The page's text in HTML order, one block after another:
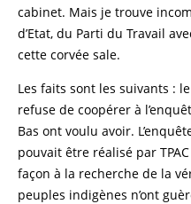
cabinet. Mais je trouve
d’Etat, du Parti du Travail
cette corvée sale.
Les faits sont les suivants :
refuse de coopérer à
Bas ont voulu avoir.
pouvait être réalisé par
façon à la recherche de la
peuples indigènes n’ont